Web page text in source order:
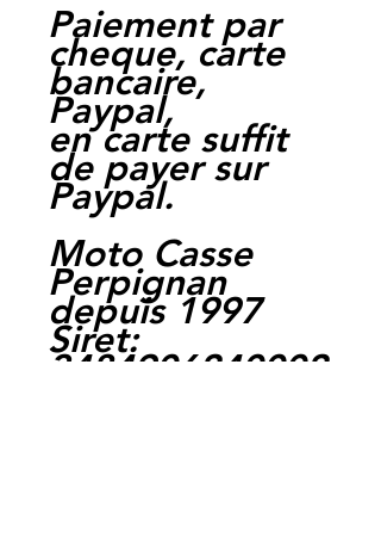
Paiement par
cheque, carte
bancaire,
Paypal,
en carte suffit
de payer sur
Paypal.
Moto Casse
Perpignan
depuis 1997
Siret:
3484906240002